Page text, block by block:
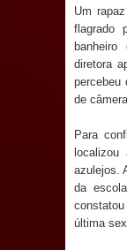
Um
flagrado
diretora
percebeu
de
Para
azulejos.
da
última